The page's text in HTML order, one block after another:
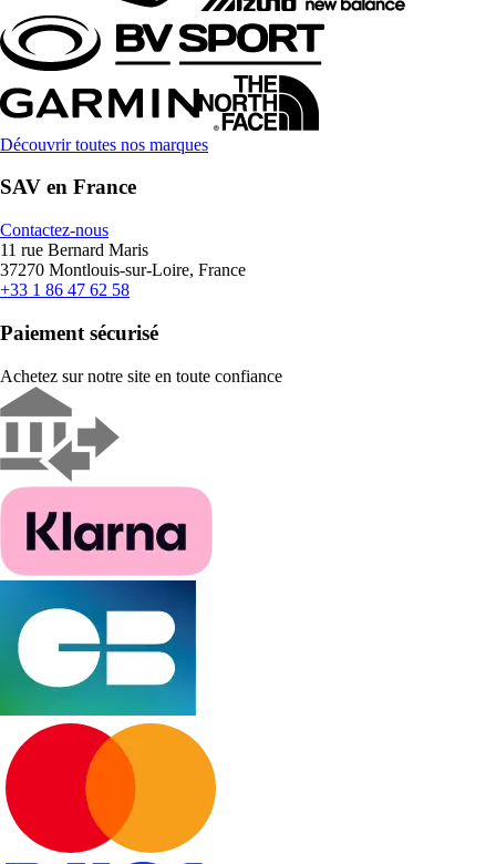
Découvrir toutes nos marques
SAV en France
Contactez-nous
11 rue Bernard Maris
37270 Montlouis-sur-Loire, France
+33 1 86 47 62 58
Paiement sécurisé
Achetez sur notre site en toute confiance